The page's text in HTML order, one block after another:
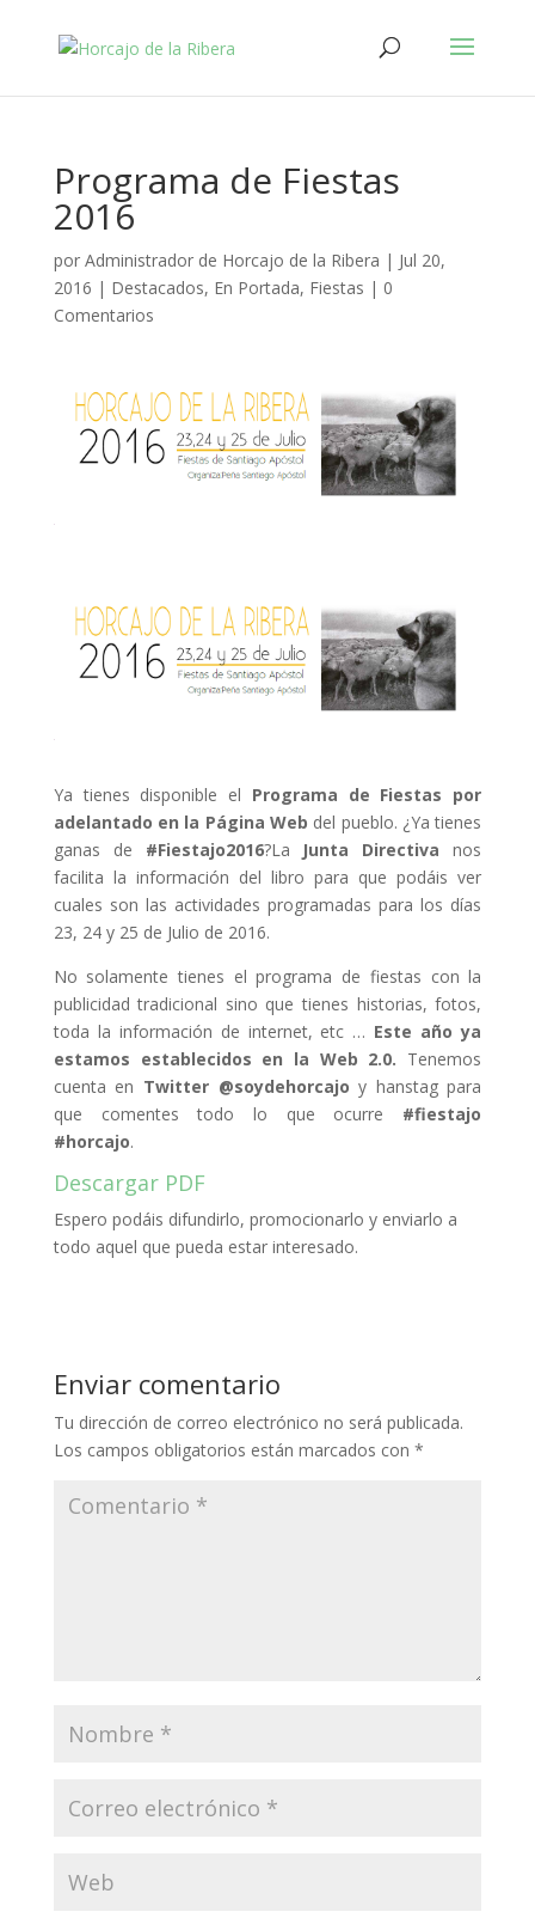
Programa de Fiestas
2016
por Administrador de Horcajo de la Ribera | Jul 20,
2016 | Destacados, En Portada, Fiestas | 0
Comentarios
Ya tienes disponible el Programa de Fiestas por
adelantado en la Página Web del pueblo. ¿Ya tienes
ganas de #Fiestajo2016?La Junta Directiva nos
facilita la información del libro para que podáis ver
cuales son las actividades programadas para los días
23, 24 y 25 de Julio de 2016.
No solamente tienes el programa de fiestas con la
publicidad tradicional sino que tienes historias, fotos,
toda la información de internet, etc … Este año ya
estamos establecidos en la Web 2.0. Tenemos
cuenta en Twitter @soydehorcajo y hanstag para
que comentes todo lo que ocurre #fiestajo
#horcajo.
Descargar PDF
Espero podáis difundirlo, promocionarlo y enviarlo a
todo aquel que pueda estar interesado.
Enviar comentario
Tu dirección de correo electrónico no será publicada.
Los campos obligatorios están marcados con *